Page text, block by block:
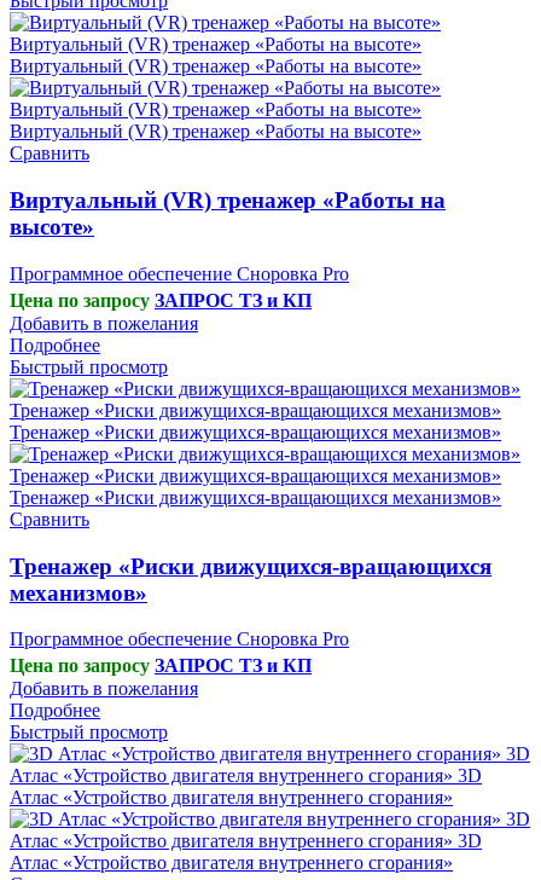
Сравнить
Виртуальный (VR) тренажер «Работы на
высоте»
Программное обеспечение Сноровка Pro
Цена по запросуЗАПРОС ТЗ и КП
Добавить в пожелания
Подробнее
Быстрый просмотр
Сравнить
Тренажер «Риски движущихся-вращающихся
механизмов»
Программное обеспечение Сноровка Pro
Цена по запросуЗАПРОС ТЗ и КП
Добавить в пожелания
Подробнее
Быстрый просмотр